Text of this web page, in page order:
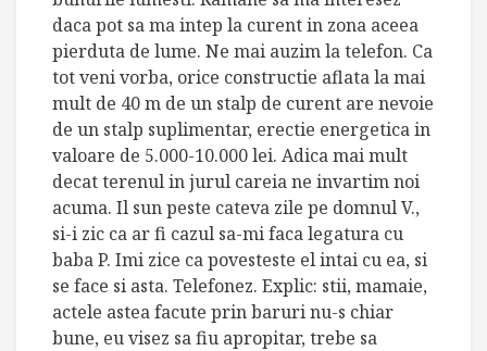
daca pot sa ma intep la curent in zona aceea
pierduta de lume. Ne mai auzim la telefon. Ca
tot veni vorba, orice constructie aflata la mai
mult de 40 m de un stalp de curent are nevoie
de un stalp suplimentar, erectie energetica in
valoare de 5.000-10.000 lei. Adica mai mult
decat terenul in jurul careia ne invartim noi
acuma. Il sun peste cateva zile pe domnul V.,
si-i zic ca ar fi cazul sa-mi faca legatura cu
baba P. Imi zice ca povesteste el intai cu ea, si
se face si asta. Telefonez. Explic: stii, mamaie,
actele astea facute prin baruri nu-s chiar
bune, eu visez sa fiu apropitar, trebe sa